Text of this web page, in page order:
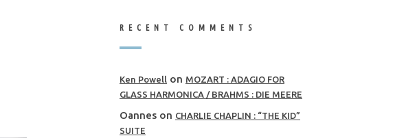
RECENT COMMENTS
Ken Powell on MOZART : ADAGIO FOR
GLASS HARMONICA / BRAHMS : DIE MEERE
Oannes on CHARLIE CHAPLIN : “THE KID”
SUITE